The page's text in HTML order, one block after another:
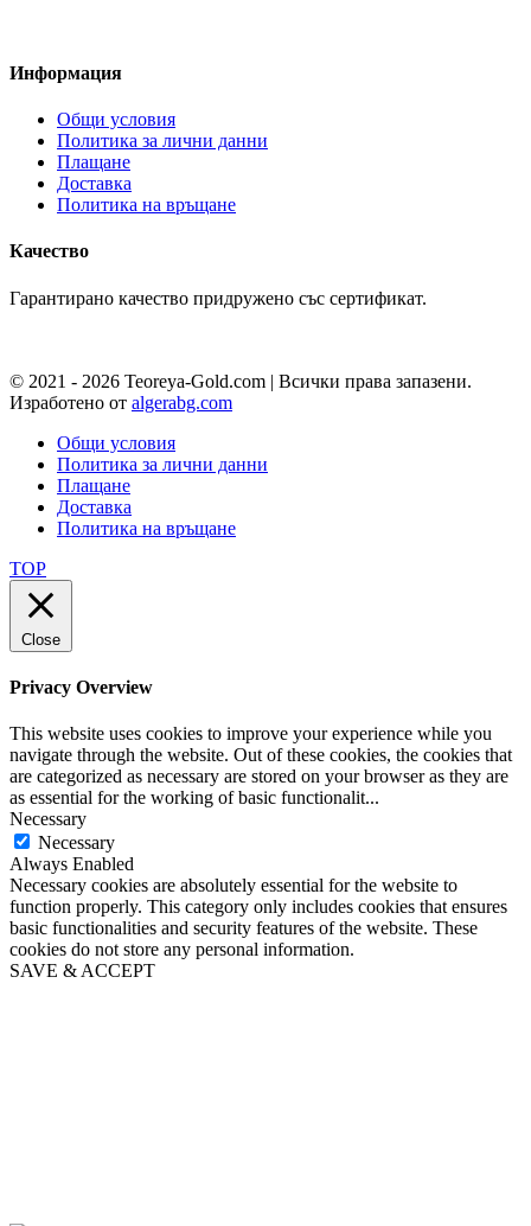
Информация
Общи условия
Политика за лични данни
Плащане
Доставка
Политика на връщане
Качество
Гарантирано качество придружено със сертификат.
© 2021 - 2026 Teoreya-Gold.com | Всички права запазени.
Изработено от algerabg.com
Общи условия
Политика за лични данни
Плащане
Доставка
Политика на връщане
TOP
Close
Privacy Overview
This website uses cookies to improve your experience while you
navigate through the website. Out of these cookies, the cookies that
are categorized as necessary are stored on your browser as they are
as essential for the working of basic functionalit...
Necessary
Necessary
Always Enabled
Necessary cookies are absolutely essential for the website to
function properly. This category only includes cookies that ensures
basic functionalities and security features of the website. These
cookies do not store any personal information.
SAVE & ACCEPT